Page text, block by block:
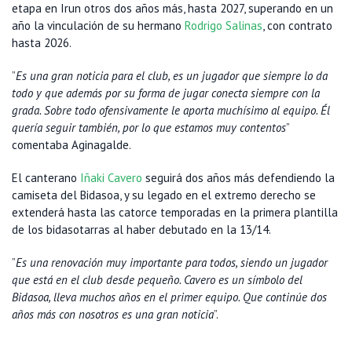
etapa en Irun otros dos años más, hasta 2027, superando en un
año la vinculación de su hermano Rodrigo Salinas, con contrato
hasta 2026.
”Es una gran noticia para el club, es un jugador que siempre lo da
todo y que además por su forma de jugar conecta siempre con la
grada. Sobre todo ofensivamente le aporta muchísimo al equipo. Él
quería seguir también, por lo que estamos muy contentos”
comentaba Aginagalde.
El canterano Iñaki Cavero seguirá dos años más defendiendo la
camiseta del Bidasoa, y su legado en el extremo derecho se
extenderá hasta las catorce temporadas en la primera plantilla
de los bidasotarras al haber debutado en la 13/14.
”Es una renovación muy importante para todos, siendo un jugador
que está en el club desde pequeño. Cavero es un símbolo del
Bidasoa, lleva muchos años en el primer equipo. Que continúe dos
años más con nosotros es una gran noticia”.